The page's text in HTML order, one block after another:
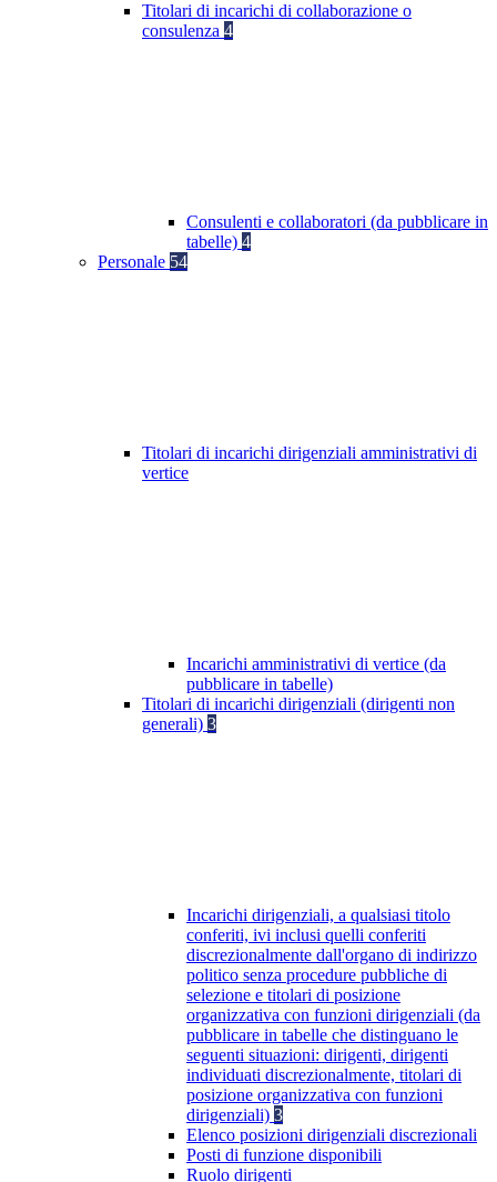
Titolari di incarichi di collaborazione o
consulenza 4
Consulenti e collaboratori (da pubblicare in
tabelle) 4
Personale 54
Titolari di incarichi dirigenziali amministrativi di
vertice
Incarichi amministrativi di vertice (da
pubblicare in tabelle)
Titolari di incarichi dirigenziali (dirigenti non
generali) 3
Incarichi dirigenziali, a qualsiasi titolo
conferiti, ivi inclusi quelli conferiti
discrezionalmente dall'organo di indirizzo
politico senza procedure pubbliche di
selezione e titolari di posizione
organizzativa con funzioni dirigenziali (da
pubblicare in tabelle che distinguano le
seguenti situazioni: dirigenti, dirigenti
individuati discrezionalmente, titolari di
posizione organizzativa con funzioni
dirigenziali) 3
Elenco posizioni dirigenziali discrezionali
Posti di funzione disponibili
Ruolo dirigenti